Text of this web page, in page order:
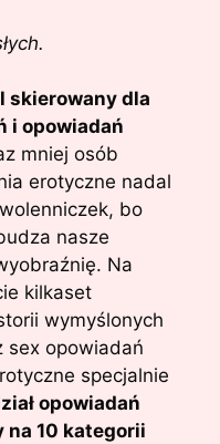
skierowany dla
i opowiadań
mniej osób
erotyczne nadal
bo
nasze
Na
kilkaset
wymyślonych
sex opowiadań
specjalnie
opowiadań
10 kategorii